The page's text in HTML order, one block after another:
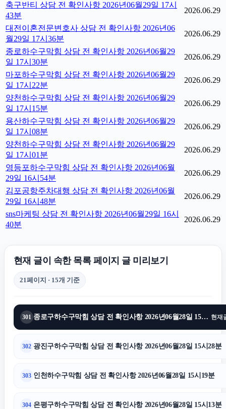
축구반티 상담 전 확인사항 2026년06월29일 17시
43분
2026.06.29
대전이혼전문변호사 상담 전 확인사항 2026년06
월29일 17시36분
2026.06.29
종로하수구막힘 상담 전 확인사항 2026년06월29
일 17시30분
2026.06.29
마포하수구막힘 상담 전 확인사항 2026년06월29
일 17시22분
2026.06.29
양천하수구막힘 상담 전 확인사항 2026년06월29
일 17시15분
2026.06.29
용산하수구막힘 상담 전 확인사항 2026년06월29
일 17시08분
2026.06.29
양천하수구막힘 상담 전 확인사항 2026년06월29
일 17시01분
2026.06.29
영등포하수구막힘 상담 전 확인사항 2026년06월
29일 16시54분
2026.06.29
김포공항주차대행 상담 전 확인사항 2026년06월
29일 16시48분
2026.06.29
sns마케팅 상담 전 확인사항 2026년06월29일 16시
40분
2026.06.29
현재 글이 속한 목록 페이지 글 미리보기
21페이지 · 15개 기준
301 종로구하수구막힘 상담 전 확인사항 2026년06월28일 15시33분 현재
302 광진구하수구막힘 상담 전 확인사항 2026년06월28일 15시28분
303 인천하수구막힘 상담 전 확인사항 2026년06월28일 15시19분
304 은평구하수구막힘 상담 전 확인사항 2026년06월28일 15시13분